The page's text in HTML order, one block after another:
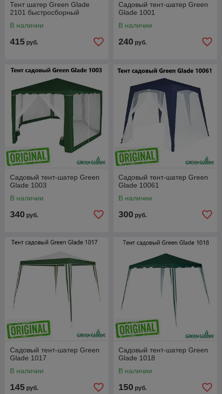
Тент шатер Green Glade
2101 быстросборный
В наличии
415 руб.
Садовый тент-шатер Green
Glade 1001
В наличии
240 руб.
Садовый тент-шатер Green
Glade 1003
В наличии
340 руб.
Садовый тент-шатер Green
Glade 10061
В наличии
300 руб.
Садовый тент-шатер Green
Glade 1017
В наличии
145 руб.
Садовый тент-шатер Green
Glade 1018
В наличии
150 руб.